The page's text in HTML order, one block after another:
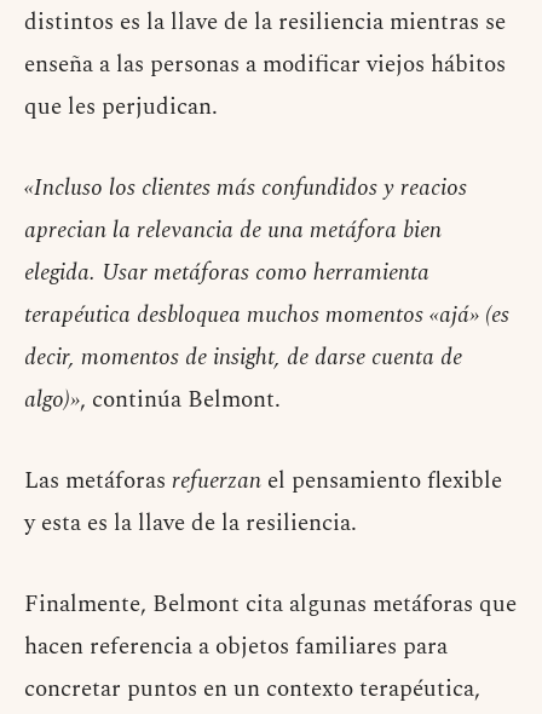
distintos es la llave de la resiliencia mientras se
enseña a las personas a modificar viejos hábitos
que les perjudican.
«Incluso los clientes más confundidos y reacios
aprecian la relevancia de una metáfora bien
elegida. Usar metáforas como herramienta
terapéutica desbloquea muchos momentos «ajá» (es
decir, momentos de insight, de darse cuenta de
algo)», continúa Belmont.
Las metáforas refuerzan el pensamiento flexible
y esta es la llave de la resiliencia.
Finalmente, Belmont cita algunas metáforas que
hacen referencia a objetos familiares para
concretar puntos en un contexto terapéutica,